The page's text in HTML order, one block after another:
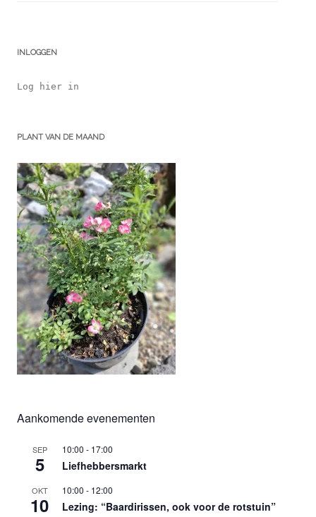
INLOGGEN
Log hier in
PLANT VAN DE MAAND
Aankomende evenementen
SEP
5
10:00 - 17:00
Liefhebbersmarkt
OKT
10
10:00 - 12:00
Lezing: “Baardirissen, ook voor de rotstuin”